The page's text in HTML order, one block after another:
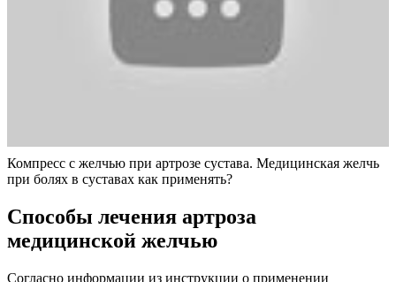
Компресс с желчью при артрозе сустава. Медицинская желчь
при болях в суставах как применять?
Способы лечения артроза
медицинской желчью
Согласно информации из инструкции о применении